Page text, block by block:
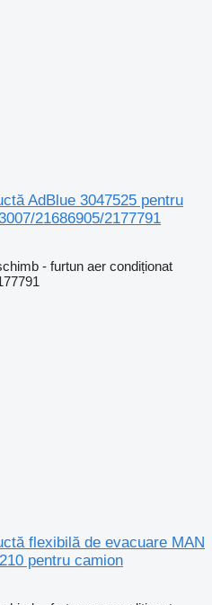
AdBlue 3047525 pentru
21686905/2177791
- furtun aer condiționat
flexibilă de evacuare MAN
pentru camion